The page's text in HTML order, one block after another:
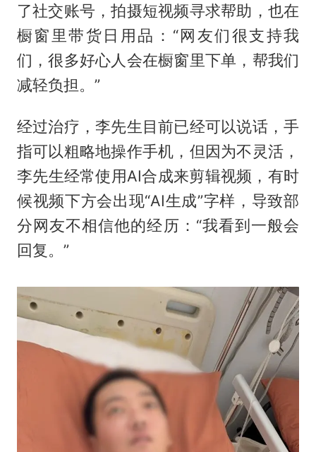
了社交账号，拍摄短视频寻求帮助，也在
橱窗里带货日用品：“网友们很支持我
们，很多好心人会在橱窗里下单，帮我们
减轻负担。”
经过治疗，李先生目前已经可以说话，手
指可以粗略地操作手机，但因为不灵活，
李先生经常使用AI合成来剪辑视频，有时
候视频下方会出现“AI生成”字样，导致部
分网友不相信他的经历：“我看到一般会
回复。”